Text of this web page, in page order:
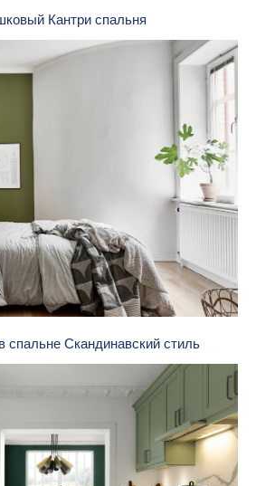
Кантри спальня
спальне Скандинавский стиль